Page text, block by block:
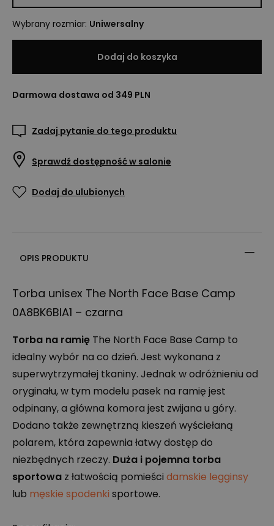
Wybrany rozmiar: Uniwersalny
Dodaj do koszyka
Darmowa dostawa od 349 PLN
Zadaj pytanie do tego produktu
Sprawdź dostępność w salonie
Dodaj do ulubionych
OPIS PRODUKTU
Torba unisex The North Face Base Camp
0A8BK6BIA1 – czarna
Torba na ramię The North Face Base Camp to
idealny wybór na co dzień. Jest wykonana z
superwytrzymałej tkaniny. Jednak w odróżnieniu od
oryginału, w tym modelu pasek na ramię jest
odpinany, a główna komora jest zwijana u góry.
Dodano także zewnętrzną kieszeń wyściełaną
polarem, która zapewnia łatwy dostęp do
niezbędnych rzeczy. Duża i pojemna torba
sportowa z łatwością pomieści damskie legginsy
lub męskie spodenki sportowe.